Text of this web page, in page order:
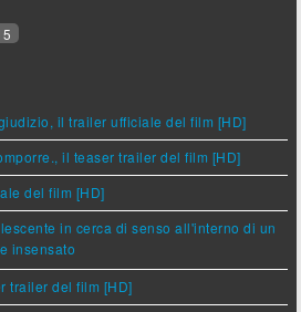
il trailer ufficiale del film [HD]
il teaser trailer del film [HD]
del film [HD]
in cerca di senso all'interno di un
insensato
trailer del film [HD]